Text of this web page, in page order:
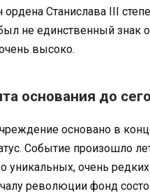
ордена Станислава III
не единственный
высоко.
основания до
основано в
Событие произошло
уникальных, очень
революции фонд